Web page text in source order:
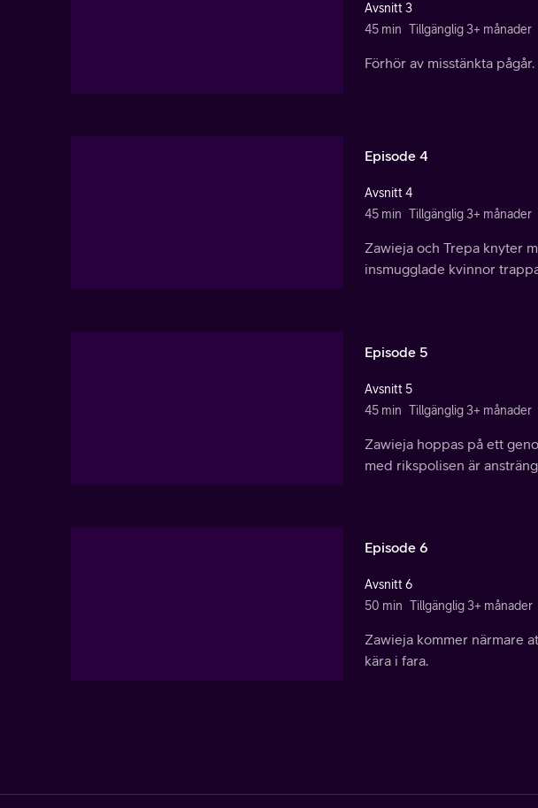
Avsnitt 3
45 min Tillgänglig 3+ månader
Förhör av misstänkta
Episode 4
Avsnitt 4
45 min Tillgänglig 3+ månader
Zawieja och Trepa knyter
insmugglade kvinnor
Episode 5
Avsnitt 5
45 min Tillgänglig 3+ månader
Zawieja hoppas på ett
med rikspolisen är
Episode 6
Avsnitt 6
50 min Tillgänglig 3+ månader
Zawieja kommer närmare
kära i fara.